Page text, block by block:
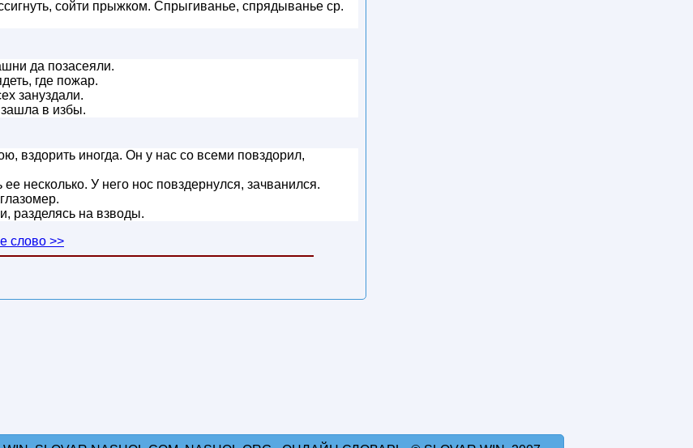
ссигнуть, сойти прыжком. Спрыгиванье, спрядыванье ср.
да позасеяли.
где пожар.
зануздали.
в избы.
вздорить иногда. Он у нас со всеми повздорил,
несколько. У него нос повздернулся, зачванился.
разделясь на взводы.
слово >>